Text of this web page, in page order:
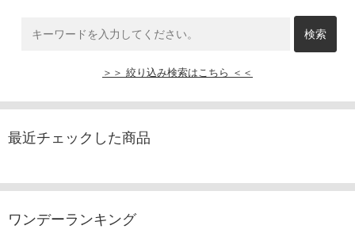
＞＞ 絞り込み検索はこちら ＜＜
最近チェックした商品
ワンデーランキング